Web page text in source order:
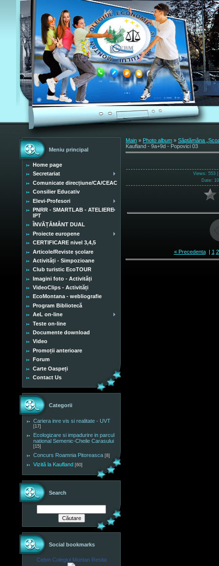
Meniu principal
Home page
Secretariat
Comunicate direcțiune/CA/CEAC
Consilier Educativ
Elevi-Profesori
PNRR - SMARTLAB - ATELIERE
IPT
ÎNVĂȚĂMÂNT DUAL
Proiecte europene
CERTIFICARE nivel 3,4,5
Articole/Reviste școlare
Activități - Simpozioane
Club turistic EcoTOUR
Imagini foto - Activități
VideoClips - Activități
EcoMontana - webliografie
Program Bibliotecă
AeL on-line
Teste on-line
Documente download
Video
Promoții anterioare
Forum
Carte Oaspeți
Contact Us
Categorii
Cariera inre vis si realitate - UVT
[17]
Ecologizare si impadurire in parcul
national Semenic-Cheile Carasului
[15]
Concurs Roamnia Pitoreasca [8]
Vizită la Kaufland [60]
Search
Social bookmarks
Cebm Colegiul Montan Resita
Main » Photo album » Săptămâna
Kaufland - 9a+9d - Popovici 03
Views: 553 |
Date:
« Precedenta| 1 2